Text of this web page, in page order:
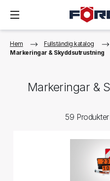
Hem Fullständig katalog
Markeringar & Skyddsutrustning
Markeringar &
59